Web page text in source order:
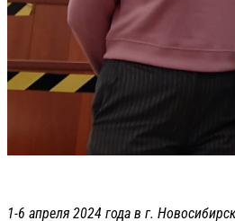
1-6 апреля 2024 года в г.